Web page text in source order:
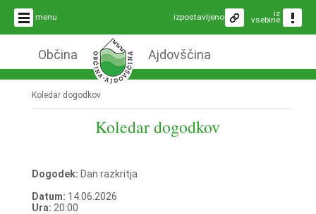
menu iz
vsebine
izpostavljeno
Občina Ajdovščina
Koledar dogodkov
Koledar dogodkov
Dogodek: Dan razkritja
Datum: 14.06.2026
Ura: 20:00